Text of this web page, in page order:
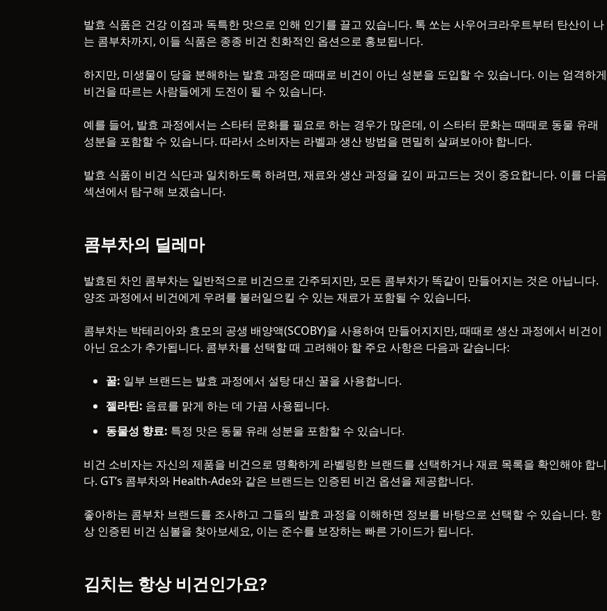
발효 식품은 건강 이점과 독특한 맛으로 인해 인기를 끌고 있습니다. 톡 쏘는 사우어크라우트부터 탄산이 나
는 콤부차까지, 이들 식품은 종종 비건 친화적인 옵션으로 홍보됩니다.
하지만, 미생물이 당을 분해하는 발효 과정은 때때로 비건이 아닌 성분을 도입할 수 있습니다. 이는 엄격하게
비건을 따르는 사람들에게 도전이 될 수 있습니다.
예를 들어, 발효 과정에서는 스타터 문화를 필요로 하는 경우가 많은데, 이 스타터 문화는 때때로 동물 유래
성분을 포함할 수 있습니다. 따라서 소비자는 라벨과 생산 방법을 면밀히 살펴보아야 합니다.
발효 식품이 비건 식단과 일치하도록 하려면, 재료와 생산 과정을 깊이 파고드는 것이 중요합니다. 이를 다음
섹션에서 탐구해 보겠습니다.
콤부차의 딜레마
발효된 차인 콤부차는 일반적으로 비건으로 간주되지만, 모든 콤부차가 똑같이 만들어지는 것은 아닙니다.
양조 과정에서 비건에게 우려를 불러일으킬 수 있는 재료가 포함될 수 있습니다.
콤부차는 박테리아와 효모의 공생 배양액(SCOBY)을 사용하여 만들어지지만, 때때로 생산 과정에서 비건이
아닌 요소가 추가됩니다. 콤부차를 선택할 때 고려해야 할 주요 사항은 다음과 같습니다:
꿀: 일부 브랜드는 발효 과정에서 설탕 대신 꿀을 사용합니다.
젤라틴: 음료를 맑게 하는 데 가끔 사용됩니다.
동물성 향료: 특정 맛은 동물 유래 성분을 포함할 수 있습니다.
비건 소비자는 자신의 제품을 비건으로 명확하게 라벨링한 브랜드를 선택하거나 재료 목록을 확인해야 합니
다. GT’s 콤부차와 Health-Ade와 같은 브랜드는 인증된 비건 옵션을 제공합니다.
좋아하는 콤부차 브랜드를 조사하고 그들의 발효 과정을 이해하면 정보를 바탕으로 선택할 수 있습니다. 항
상 인증된 비건 심볼을 찾아보세요, 이는 준수를 보장하는 빠른 가이드가 됩니다.
김치는 항상 비건인가요?